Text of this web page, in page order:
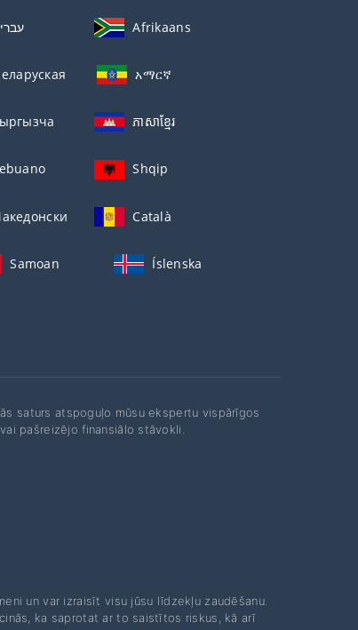
Afrikaans
አማርኛ
ភាសាខ្មែរ
Shqip
Català
Samoan Íslenska
saturs atspoguļo mūsu ekspertu vispārīgos
pašreizējo finansiālo stāvokli.
un var izraisīt visu jūsu līdzekļu zaudēšanu.
ka saprotat ar to saistītos riskus, kā arī